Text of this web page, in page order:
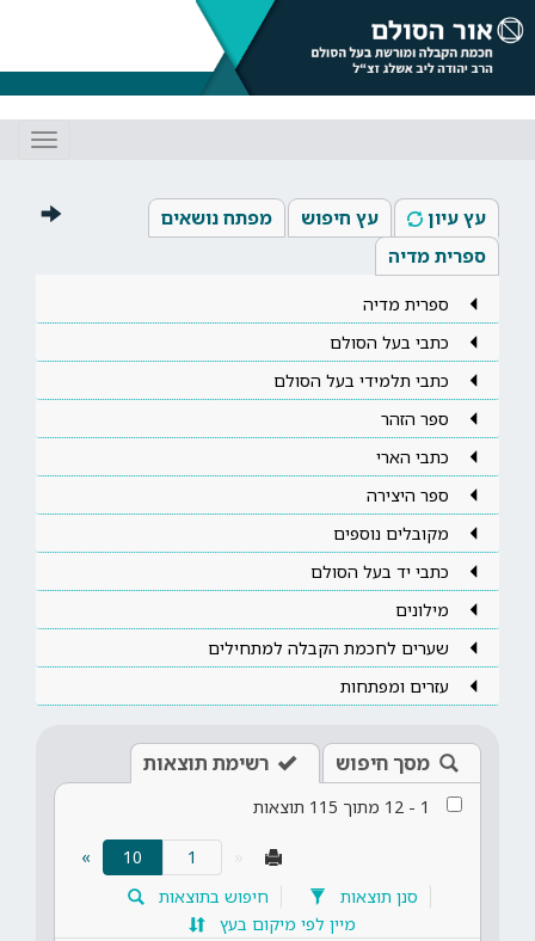
עץ עיון עץ חיפוש
מפתח נושאים
ספרית מדיה
ספרית מדיה
כתבי בעל הסולם
כתבי תלמידי בעל הסולם
ספר הזהר
כתבי הארי
ספר היצירה
מקובלים נוספים
כתבי יד בעל הסולם
מילונים
שערים לחכמת הקבלה למתחילים
עזרים ומפתחות
מסך חיפוש רשימת תוצאות
1
-
12 מתוך 115 תוצאות
10
»
סנן תוצאות
חיפוש בתוצאות
מיין לפי מיקום בעץ